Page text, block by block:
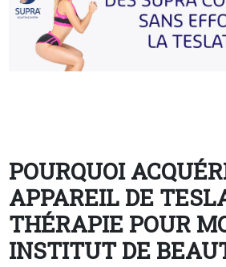
POURQUOI
APPAREIL DE
THÉRAPIE POUR
INSTITUT DE